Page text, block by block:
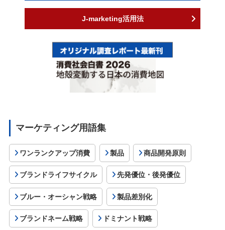
J-marketing活用法
マーケティング用語集
ワンランクアップ消費 製品 商品開発原則
ブランドライフサイクル 先発優位・後発優位
ブルー・オーシャン戦略 製品差別化
ブランドネーム戦略 ドミナント戦略